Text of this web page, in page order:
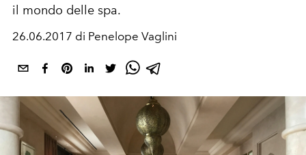
il mondo delle spa.
26.06.2017 di Penelope Vaglini